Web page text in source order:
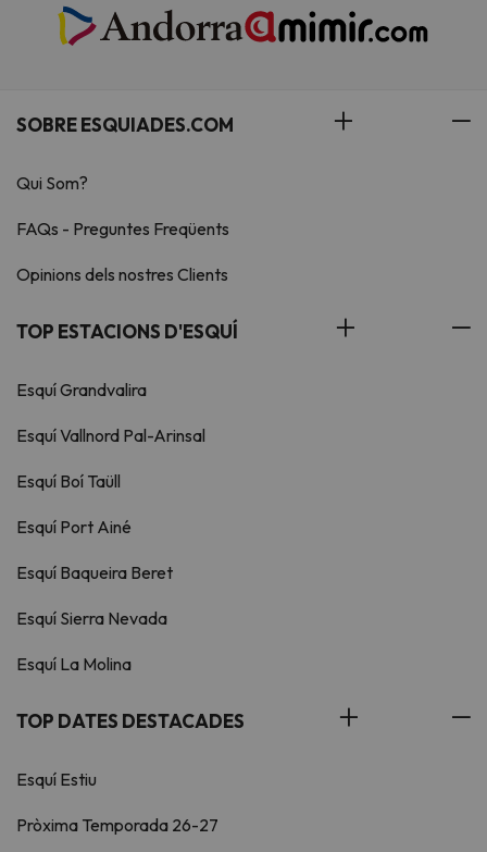
SOBRE ESQUIADES.COM
Qui Som?
FAQs - Preguntes Freqüents
Opinions dels nostres Clients
TOP ESTACIONS D'ESQUÍ
Esquí Grandvalira
Esquí Vallnord Pal-Arinsal
Esquí Boí Taüll
Esquí Port Ainé
Esquí Baqueira Beret
Esquí Sierra Nevada
Esquí La Molina
TOP DATES DESTACADES
Esquí Estiu
Pròxima Temporada 26-27